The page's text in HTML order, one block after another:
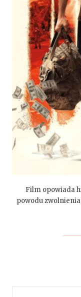
Film opowiada
powodu